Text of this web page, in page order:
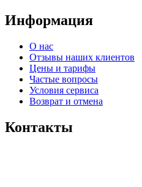
Информация
О нас
Отзывы наших клиентов​
Цены и тарифы
Частые вопросы
Условия сервиса
Возврат и отмена
Контакты